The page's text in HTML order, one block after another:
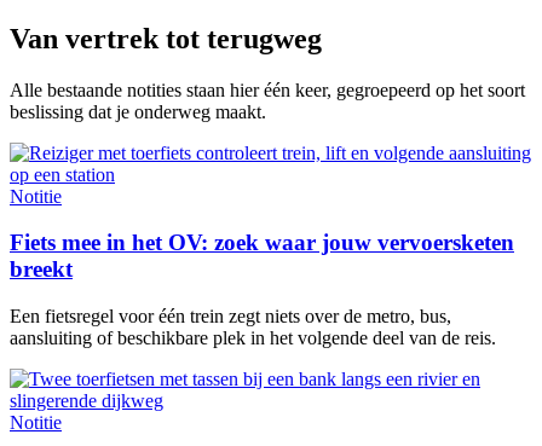
Van vertrek tot terugweg
Alle bestaande notities staan hier één keer, gegroepeerd op het soort
beslissing dat je onderweg maakt.
Notitie
Fiets mee in het OV: zoek waar jouw vervoersketen
breekt
Een fietsregel voor één trein zegt niets over de metro, bus,
aansluiting of beschikbare plek in het volgende deel van de reis.
Notitie